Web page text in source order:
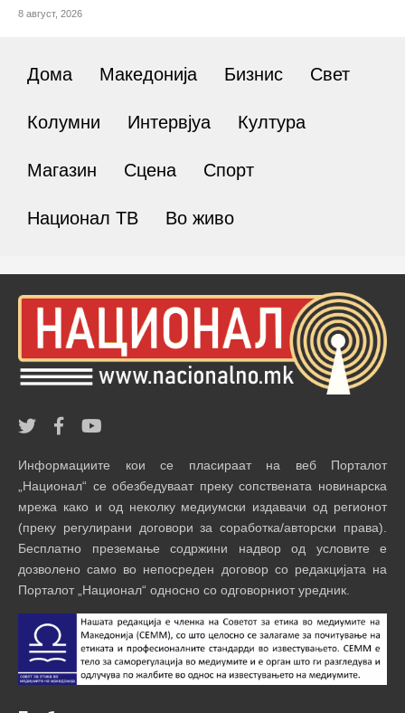
8 август, 2026
Дома Македонија Бизнис Свет
Колумни Интервјуа Култура
Магазин Сцена Спорт
Национал ТВ Во живо
Информациите кои се пласираат на веб Порталот
„Национал“ се обезбедуваат преку сопствената новинарска
мрежа како и од неколку медиумски издавачи од регионот
(преку регулирани договори за соработка/авторски права).
Бесплатно преземање содржини надвор од условите е
дозволено само во непосреден договор со редакцијата на
Порталот „Национал“ односно со одговорниот уредник.